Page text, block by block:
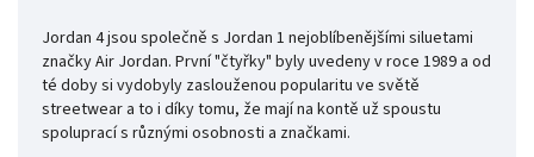
Jordan 4 jsou společně s Jordan 1 nejoblíbenějšími siluetami
značky Air Jordan. První "čtyřky" byly uvedeny v roce 1989 a od
té doby si vydobyly zaslouženou popularitu ve světě
streetwear a to i díky tomu, že mají na kontě už spoustu
spoluprací s různými osobnosti a značkami.